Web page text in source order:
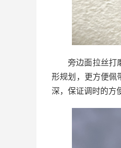
旁边面拉丝打
形规划，更方便佩
深，保证调时的方